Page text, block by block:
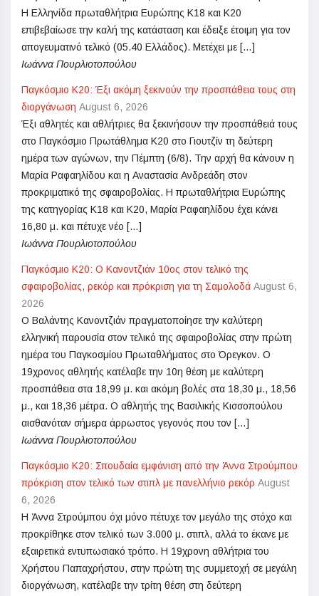
Η Ελληνίδα πρωταθλήτρια Ευρώπης Κ18 και Κ20
επιβεβαίωσε την καλή της κατάσταση και έδειξε έτοιμη για τον
απογευματινό τελικό (05.40 Ελλάδος). Μετέχει με […]
Ιωάννα Πουρλιοτοπούλου
Παγκόσμιο Κ20: Έξι ακόμη ξεκινούν την προσπάθεια τους στη
διοργάνωση August 6, 2026
Έξι αθλητές και αθλήτριες θα ξεκινήσουν την προσπάθειά τους
στο Παγκόσμιο Πρωτάθλημα Κ20 στο Γιουτζίν τη δεύτερη
ημέρα των αγώνων, την Πέμπτη (6/8). Την αρχή θα κάνουν η
Μαρία Ραφαηλίδου και η Αναστασία Ανδρεάδη στον
προκριματικό της σφαιροβολίας. Η πρωταθλήτρια Ευρώπης
της κατηγορίας Κ18 και Κ20, Μαρία Ραφαηλίδου έχει κάνει
16,80 μ. και πέτυχε νέο […]
Ιωάννα Πουρλιοτοπούλου
Παγκόσμιο Κ20: Ο Κανοντζιάν 10ος στον τελικό της
σφαιροβολίας, ρεκόρ και πρόκριση για τη Σαμολοδά August 6,
2026
Ο Βαλάντης Κανοντζιάν πραγματοποίησε την καλύτερη
ελληνική παρουσία στον τελικό της σφαιροβολίας στην πρώτη
ημέρα του Παγκοσμίου Πρωταθλήματος στο Όρεγκον. Ο
19χρονος αθλητής κατέλαβε την 10η θέση με καλύτερη
προσπάθεια στα 18,99 μ. και ακόμη βολές στα 18,30 μ., 18,56
μ., και 18,36 μέτρα. Ο αθλητής της Βασιλικής Κισσοπούλου
αισθανόταν σήμερα άρρωστος γεγονός που τον […]
Ιωάννα Πουρλιοτοπούλου
Παγκόσμιο Κ20: Σπουδαία εμφάνιση από την Άννα Στρούμπου
πρόκριση στον τελικό των στιπλ με πανελλήνιο ρεκόρ August
6, 2026
Η Άννα Στρούμπου όχι μόνο πέτυχε τον μεγάλο της στόχο και
προκρίθηκε στον τελικό των 3.000 μ. στιπλ, αλλά το έκανε με
εξαιρετικά εντυπωσιακό τρόπο. Η 19χρονη αθλήτρια του
Χρήστου Παπαχρήστου, στην πρώτη της συμμετοχή σε μεγάλη
διοργάνωση, κατέλαβε την τρίτη θέση στη δεύτερη